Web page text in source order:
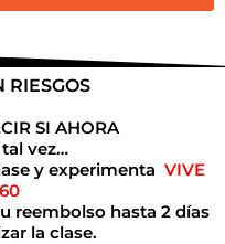
RIESGOS
SI AHORA
vez…
y experimenta VIVE
reembolso hasta 2 días
la clase.